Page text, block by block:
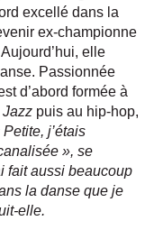
excellé dans la
ex-championne
elle
Passionnée
d’abord formée à
puis au hip-hop,
Petite, j’étais
», se
fait aussi beaucoup
la danse que je
elle.